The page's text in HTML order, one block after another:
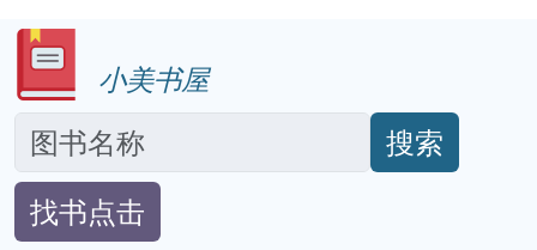
小美书屋
搜索
找书点击